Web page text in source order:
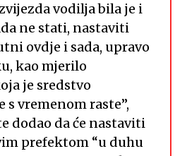
vodilja bila je i
ne stati, nastaviti
ovdje i sada, upravo
kao mjerilo
je sredstvo
s vremenom raste”,
dodao da će nastaviti
prefektom “u duhu